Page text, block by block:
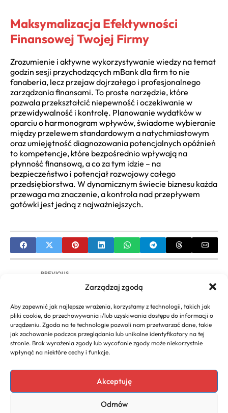
Zarządzaj zgodą
Aby zapewnić jak najlepsze wrażenia, korzystamy z technologii, takich jak
pliki cookie, do przechowywania i/lub uzyskiwania dostępu do informacji o
urządzeniu. Zgoda na te technologie pozwoli nam przetwarzać dane, takie
jak zachowanie podczas przeglądania lub unikalne identyfikatory na tej
stronie. Brak wyrażenia zgody lub wycofanie zgody może niekorzystnie
wpłynąć na niektóre cechy i funkcje.
Akceptuję
Odmów
Maksymalizacja Efektywności
Finansowej Twojej Firmy
Zrozumienie i aktywne wykorzystywanie wiedzy na temat
godzin sesji przychodzących mBank dla firm to nie
fanaberia, lecz przejaw dojrzałego i profesjonalnego
zarządzania finansami. To proste narzędzie, które
pozwala przekształcić niepewność i oczekiwanie w
przewidywalność i kontrolę. Planowanie wydatków w
oparciu o harmonogram wpływów, świadome wybieranie
między przelewem standardowym a natychmiastowym
oraz umiejętność diagnozowania potencjalnych opóźnień
to kompetencje, które bezpośrednio wpływają na
płynność finansową, a co za tym idzie – na
bezpieczeństwo i potencjał rozwojowy całego
przedsiębiorstwa. W dynamicznym świecie biznesu każda
przewaga ma znaczenie, a kontrola nad przepływem
gotówki jest jedną z najważniejszych.
PREVIOUS
Największe japońskie firmy elektroniczne | Poznaj
NEXT
Cennik usług firmy sprzątającej | Co wpływa na
koszt sprzątania?
Copyright 2026. All rights